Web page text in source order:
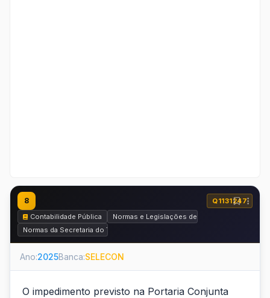
8
Q1131247
Contabilidade Pública
Normas e Legislações de Contabilidade Pública
Normas da Secretaria do Tesouro Nacional - STN
Ano:2025Banca:SELECON
O impedimento previsto na Portaria Conjunta